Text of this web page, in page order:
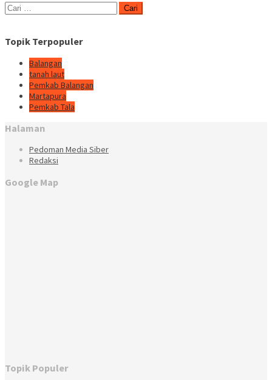
Cari
untuk:
Topik Terpopuler
Balangan
tanah laut
Pemkab Balangan
Martapura
Pemkab Tala
Halaman
Pedoman Media Siber
Redaksi
Google Map
Topik Populer